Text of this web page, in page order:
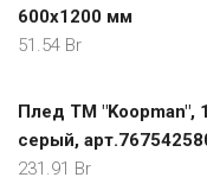
600х1200 мм
51.54 Br
Плед ТМ "Koopman",
серый,
231.91 Br